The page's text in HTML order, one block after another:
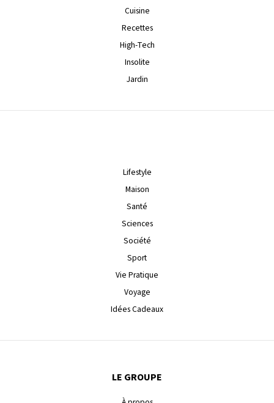
Cuisine
Recettes
High-Tech
Insolite
Jardin
Lifestyle
Maison
Santé
Sciences
Société
Sport
Vie Pratique
Voyage
Idées Cadeaux
LE GROUPE